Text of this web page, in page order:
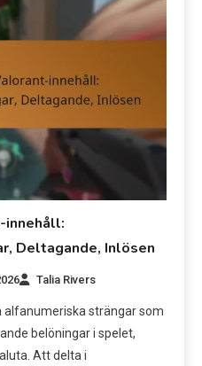
innehåll:
Deltagande, Inlösen
Talia Rivers
alfanumeriska strängar som
belöningar i spelet,
Att delta i